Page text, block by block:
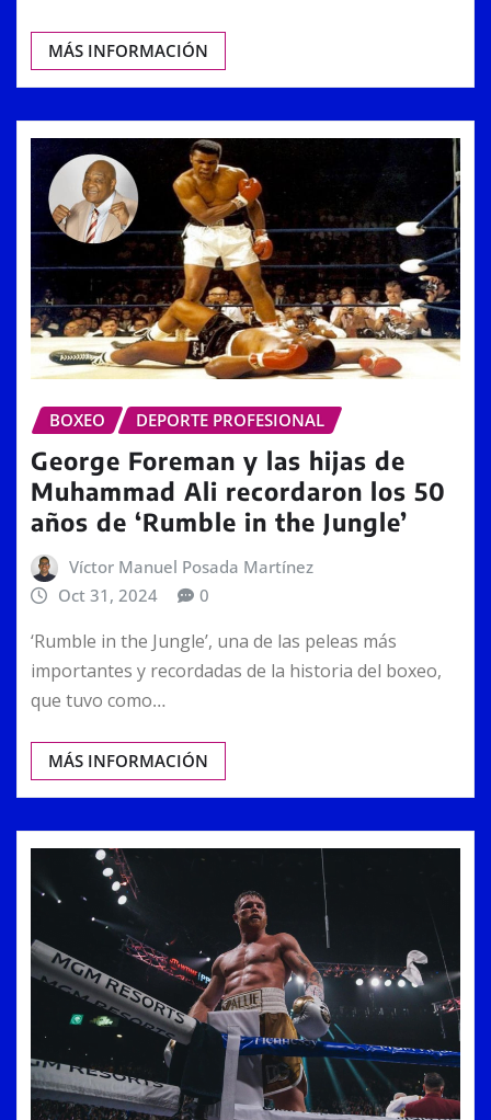
MÁS INFORMACIÓN
BOXEO DEPORTE PROFESIONAL
George Foreman y las hijas de
Muhammad Ali recordaron los 50
años de ‘Rumble in the Jungle’
Víctor Manuel Posada Martínez
Oct 31, 2024
0
‘Rumble in the Jungle’, una de las peleas más
importantes y recordadas de la historia del boxeo,
que tuvo como…
MÁS INFORMACIÓN